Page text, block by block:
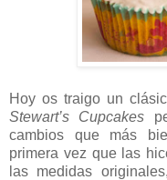
Hoy os traigo un
Stewart’s Cupcakes
cambios que más
primera vez que las
las medidas